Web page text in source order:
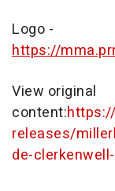
Logo -
https://
View original
content:
releases/
de-